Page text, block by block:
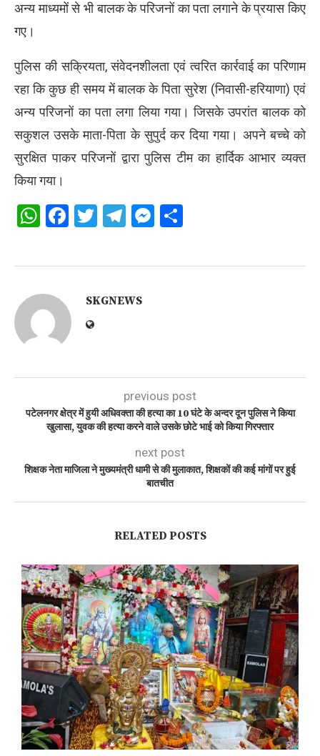
अन्य माध्यमों से भी बालक के परिजनों का पता लगाने के प्रयास किए
गए।
पुलिस की सक्रियता, संवेदनशीलता एवं त्वरित कार्रवाई का परिणाम
रहा कि कुछ ही समय में बालक के पिता सुरेश (निवासी-हरियाणा) एवं
अन्य परिजनों का पता लगा लिया गया। जिसके उपरांत बालक को
सकुशल उसके माता-पिता के सुपुर्द कर दिया गया। अपने बच्चे को
सुरक्षित पाकर परिजनों द्वारा पुलिस टीम का हार्दिक आभार व्यक्त
किया गया।
WhatsApp
Facebook
Twitter
Telegram
Messenger
SKGNEWS
previous post
पटेलनगर क्षेत्र में हुयी अधिवक्ता की हत्या का 10 घंटे के अन्दर दून पुलिस ने किया
खुलासा, युवक की हत्या करने वाले उसके छोटे भाई को किया गिरफ्तार
next post
शिक्षक नेता माजिला ने मुख्यमंत्री धामी से की मुलाकात, शिक्षकों की कई मांगों पर हुई
बातचीत
RELATED POSTS